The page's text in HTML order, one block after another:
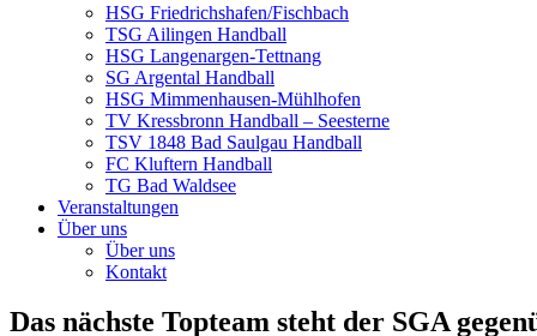
HSG Friedrichshafen/Fischbach
TSG Ailingen Handball
HSG Langenargen-Tettnang
SG Argental Handball
HSG Mimmenhausen-Mühlhofen
TV Kressbronn Handball – Seesterne
TSV 1848 Bad Saulgau Handball
FC Kluftern Handball
TG Bad Waldsee
Veranstaltungen
Über uns
Über uns
Kontakt
Das nächste Topteam steht der SGA